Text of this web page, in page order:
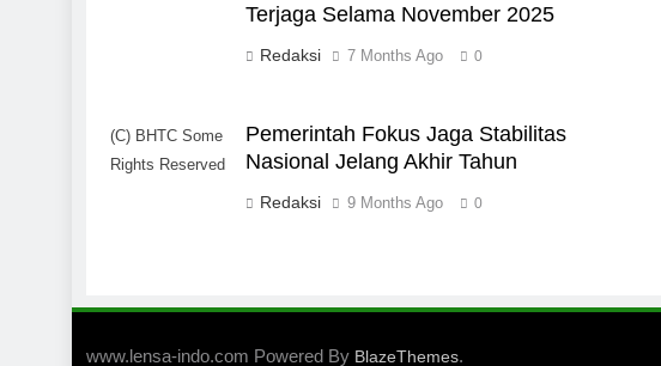
Terjaga Selama November 2025
Redaksi 7 Months Ago 0
(C) BHTC Some
Rights Reserved
Pemerintah Fokus Jaga Stabilitas
Nasional Jelang Akhir Tahun
Redaksi 9 Months Ago 0
www.lensa-indo.com Powered By BlazeThemes.